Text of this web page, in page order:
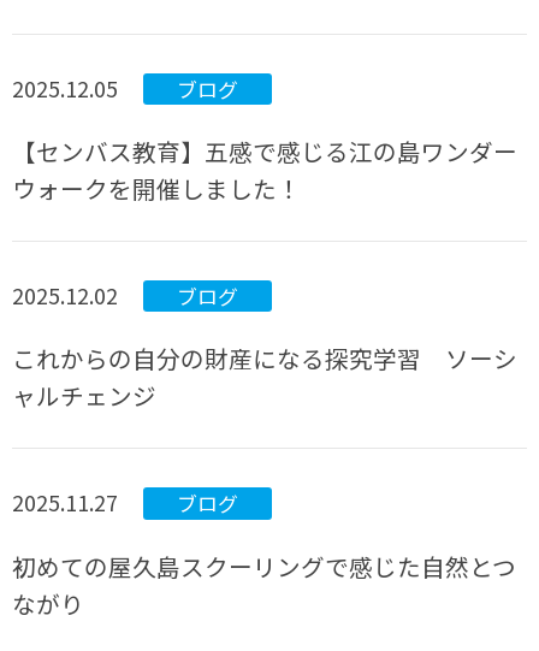
2025.12.05 ブログ
【センバス教育】五感で感じる江の島ワンダー
ウォークを開催しました！
2025.12.02 ブログ
これからの自分の財産になる探究学習 ソーシ
ャルチェンジ
2025.11.27 ブログ
初めての屋久島スクーリングで感じた自然とつ
ながり